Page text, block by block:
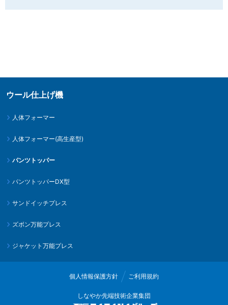
ウール仕上げ機
人体フォーマー
人体フォーマー(高生産型)
パンツトッパー
パンツトッパーDX型
サンドイッチプレス
ズボン万能プレス
ジャケット万能プレス
個人情報保護方針 ご利用規約
しなやか先端技術企業集団